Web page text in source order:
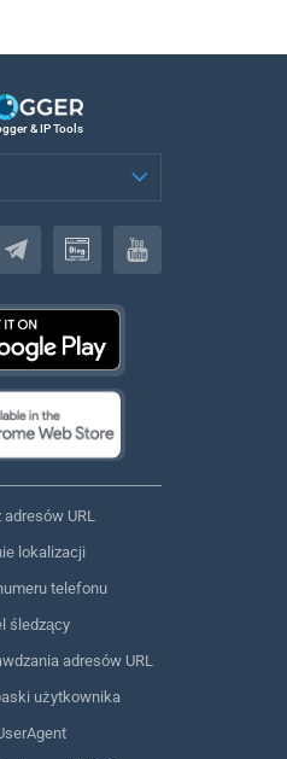
& IP Tools
URL
lokalizacji
telefonu
śledzący
adresów URL
użytkownika